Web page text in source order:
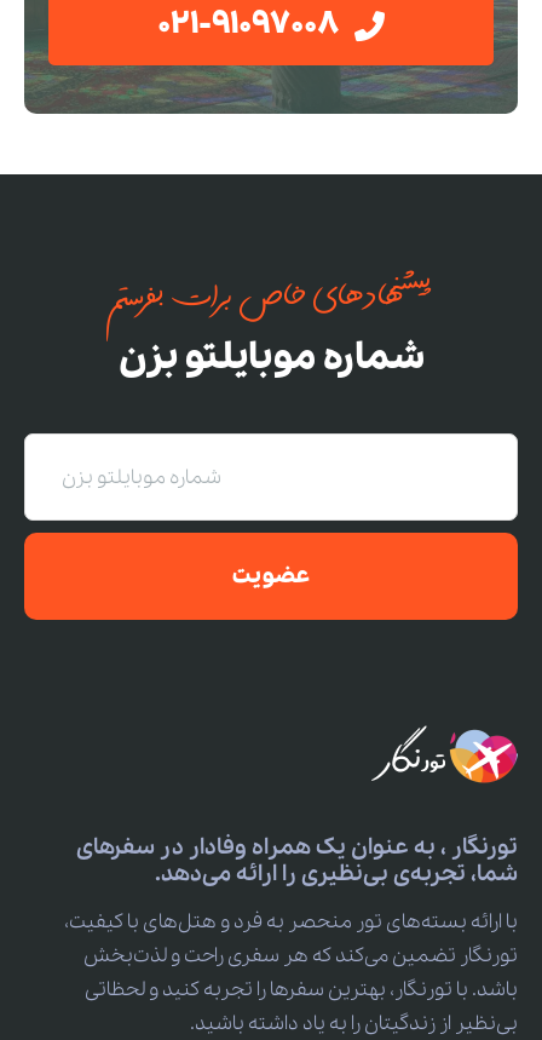
021-91097008
پیشنهادهای خاص برات بفرستم
شماره موبایلتو بزن
عضویت
تورنگار ، به عنوان یک همراه وفادار در سفرهای
شما، تجربه‌ی بی‌نظیری را ارائه می‌دهد.
با ارائه بسته‌های تور منحصر به فرد و هتل‌های با کیفیت،
تورنگار تضمین می‌کند که هر سفری راحت و لذت‌بخش
باشد. با تورنگار، بهترین سفرها را تجربه کنید و لحظاتی
بی‌نظیر از زندگیتان را به یاد داشته باشید.